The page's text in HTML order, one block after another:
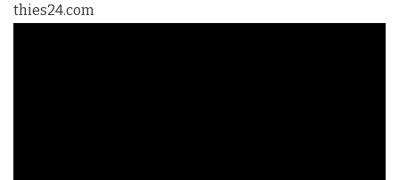
thies24.com